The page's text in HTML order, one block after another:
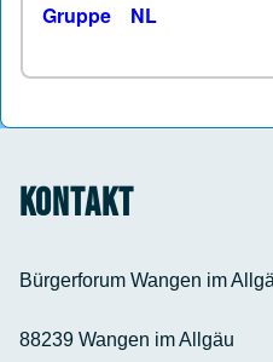
Gruppe
NL
Kontakt
Bürgerforum Wangen im
88239 Wangen im Allgäu